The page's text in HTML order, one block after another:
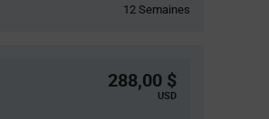
12 Semaines
288,00 $
USD